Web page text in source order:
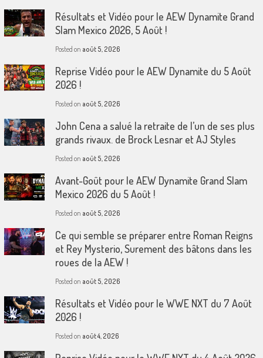
Résultats et Vidéo pour le AEW Dynamite Grand
Slam Mexico 2026, 5 Août !
Posted on août 5, 2026
Reprise Vidéo pour le AEW Dynamite du 5 Août
2026 !
Posted on août 5, 2026
John Cena a salué la retraite de l’un de ses plus
grands rivaux. de Brock Lesnar et AJ Styles
Posted on août 5, 2026
Avant-Goût pour le AEW Dynamite Grand Slam
Mexico 2026 du 5 Août !
Posted on août 5, 2026
Ce qui semble se préparer entre Roman Reigns
et Rey Mysterio, Surement des bâtons dans les
roues de la AEW !
Posted on août 5, 2026
Résultats et Vidéo pour le WWE NXT du 7 Août
2026 !
Posted on août 4, 2026